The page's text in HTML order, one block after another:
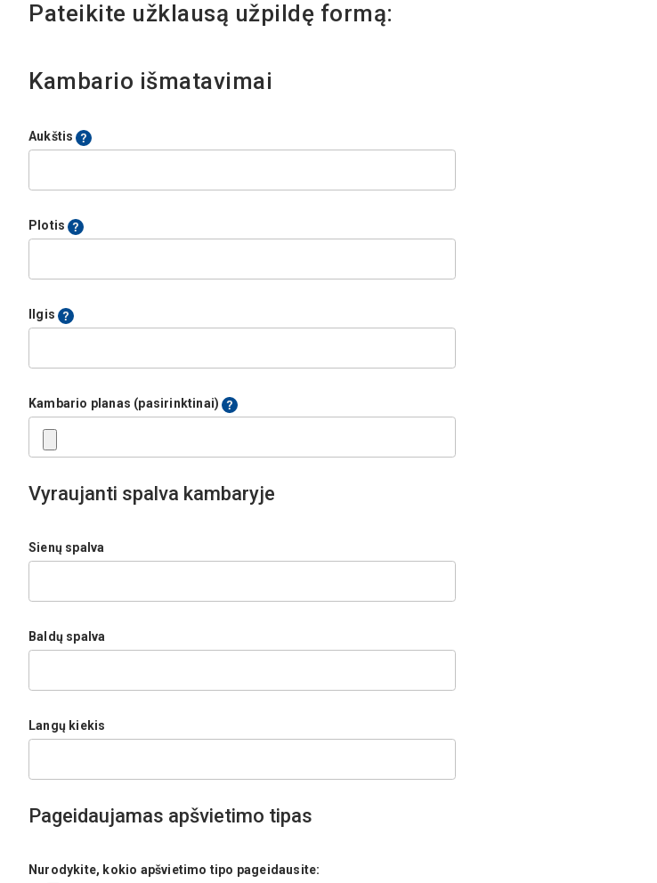
Pateikite užklausą užpildę formą:
Kambario išmatavimai
Aukštis
Plotis
Ilgis
Kambario planas (pasirinktinai)
Vyraujanti spalva kambaryje
Sienų spalva
Baldų spalva
Langų kiekis
Pageidaujamas apšvietimo tipas
Nurodykite, kokio apšvietimo tipo pageidausite: